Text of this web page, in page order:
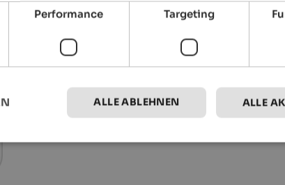
19.08.2026
Paisc en festa
St. Kassian - St. Kassian
Performance Targeting
ALLE
ALLE ABLEHNEN